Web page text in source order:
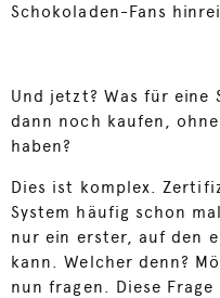
Schokoladen-Fans
Und jetzt? Was für eine
dann noch kaufen,
haben?
Dies ist komplex.
System häufig schon
nur ein erster, auf den
kann. Welcher denn?
nun fragen. Diese